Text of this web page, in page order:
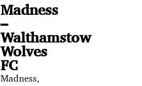
Madness
–
Walthamstow
Wolves
FC
Madness,